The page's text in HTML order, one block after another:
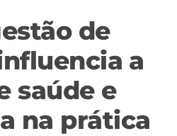
de
a
saúde e
na prática